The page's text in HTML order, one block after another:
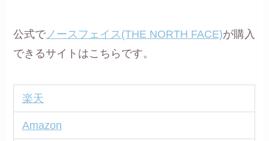
公式で ノースフェイス(THE NORTH FACE)が購入
できるサイトはこちらです。
楽天
Amazon